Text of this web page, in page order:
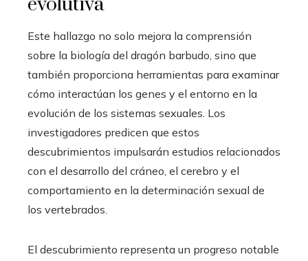
Este hallazgo no solo mejora la comprensión
sobre la biología del dragón barbudo, sino que
también proporciona herramientas para examinar
cómo interactúan los genes y el entorno en la
evolución de los sistemas sexuales. Los
investigadores predicen que estos
descubrimientos impulsarán estudios relacionados
con el desarrollo del cráneo, el cerebro y el
comportamiento en la determinación sexual de
los vertebrados.
El descubrimiento representa un progreso notable